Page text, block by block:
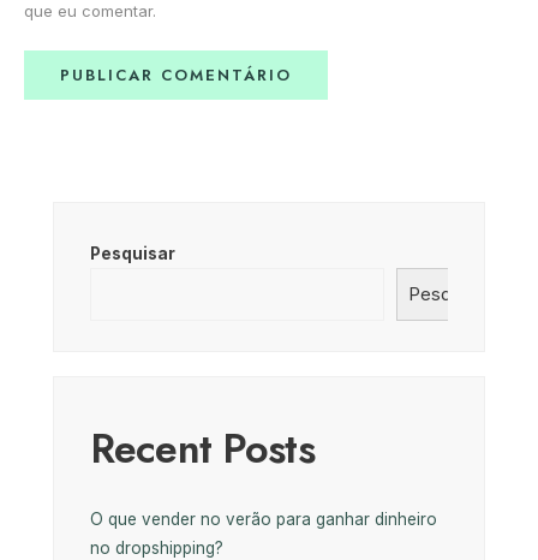
que eu comentar.
Pesquisar
Pesquisar
Recent Posts
O que vender no verão para ganhar dinheiro
no dropshipping?